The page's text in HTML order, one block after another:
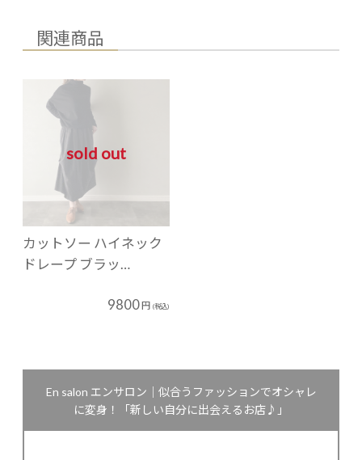
関連商品
sold out
カットソー ハイネック
ドレープ ブラッ…
9800 円 (税込)
En salon エンサロン｜似合うファッションでオシャレ
に変身！「新しい自分に出会えるお店♪」